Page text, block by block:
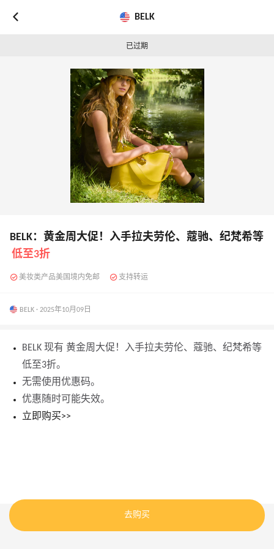
BELK
已过期
BELK：黄金周大促！入手拉夫劳伦、蔻驰、纪梵希等
低至3折
美妆类产品美国境内免邮 支持转运
BELK · 2025年10月09日
BELK 现有 黄金周大促！入手拉夫劳伦、蔻驰、纪梵希等
低至3折。
无需使用优惠码。
优惠随时可能失效。
立即购买>>
去购买